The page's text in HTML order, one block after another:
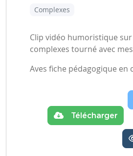
Complexes
Clip vidéo humoristique
complexes tourné avec
Aves fiche pédagogique en
Télécharger